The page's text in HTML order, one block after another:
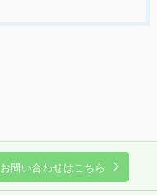
お問い合わせはこちら